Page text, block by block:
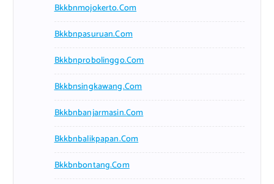
Bkkbnmojokerto.com
Bkkbnpasuruan.com
Bkkbnprobolinggo.com
Bkkbnsingkawang.com
Bkkbnbanjarmasin.com
Bkkbnbalikpapan.com
Bkkbnbontang.com